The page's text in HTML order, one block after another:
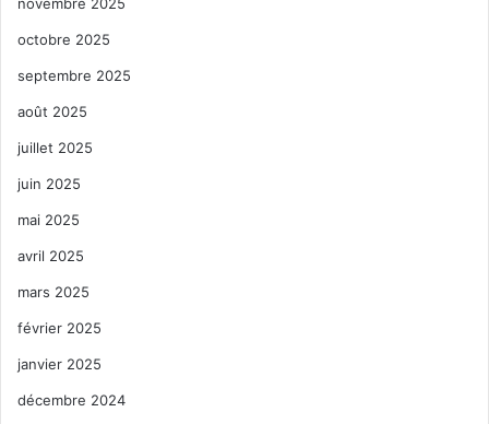
novembre 2025
octobre 2025
septembre 2025
août 2025
juillet 2025
juin 2025
mai 2025
avril 2025
mars 2025
février 2025
janvier 2025
décembre 2024